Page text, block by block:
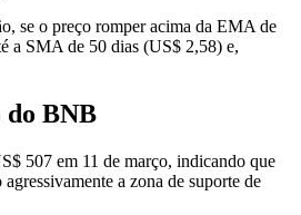
se o preço romper acima da EMA de
a SMA de 50 dias (US$ 2,58) e,
do BNB
507 em 11 de março, indicando que
a zona de suporte de